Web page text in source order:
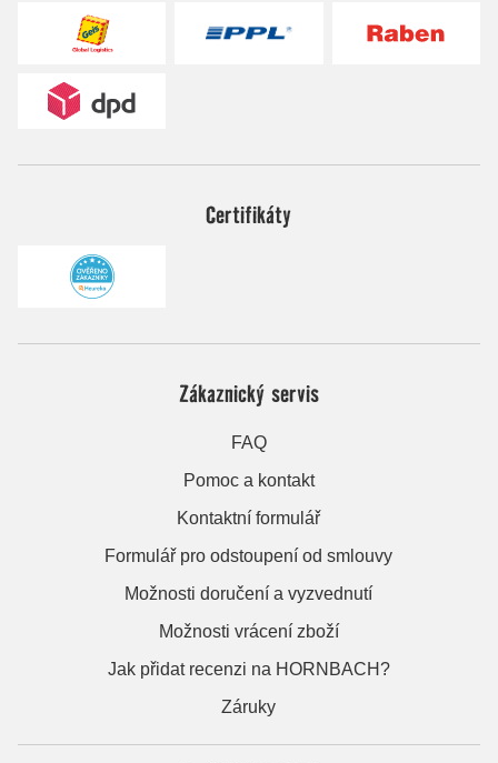
Certifikáty
Zákaznický servis
FAQ
Pomoc a kontakt
Kontaktní formulář
Formulář pro odstoupení od smlouvy
Možnosti doručení a vyzvednutí
Možnosti vrácení zboží
Jak přidat recenzi na HORNBACH?
Záruky